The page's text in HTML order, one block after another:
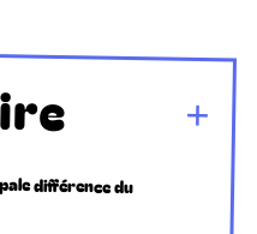
différence du